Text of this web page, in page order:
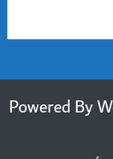
2014 Powered